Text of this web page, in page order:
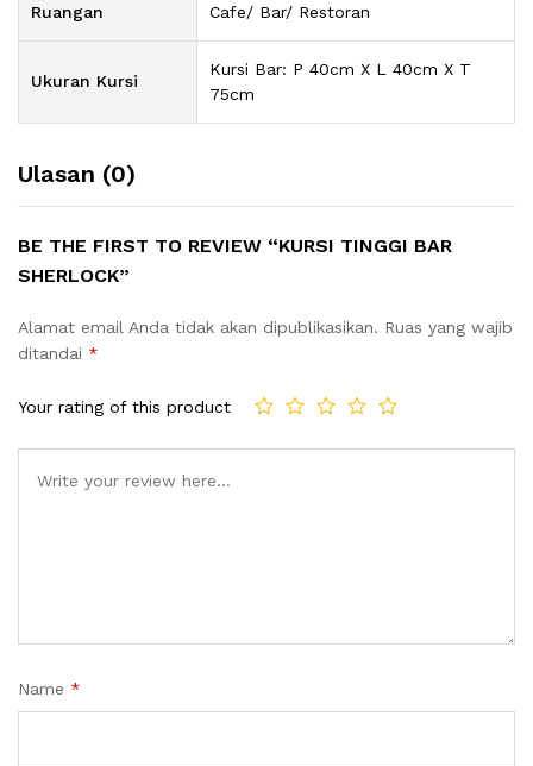
Ruangan Cafe/ Bar/ Restoran
Ukuran Kursi
Kursi Bar: P 40cm X L 40cm X T
75cm
Ulasan (0)
BE THE FIRST TO REVIEW “KURSI TINGGI BAR
SHERLOCK”
Alamat email Anda tidak akan dipublikasikan. Ruas yang wajib
ditandai *
Your rating of this product
Name *